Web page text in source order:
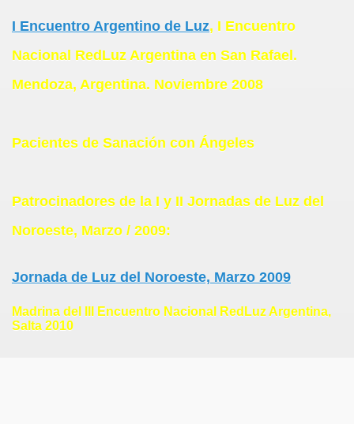
I Encuentro Argentino de Luz, I Encuentro
Nacional RedLuz Argentina en San Rafael.
Mendoza, Argentina. Noviembre 2008
Pacientes de Sanación con Ángeles
Patrocinadores de la I y II Jornadas de Luz del
Noroeste, Marzo / 2009:
Jornada de Luz del Noroeste, Marzo 2009
Madrina del III Encuentro Nacional RedLuz Argentina,
Salta 2010